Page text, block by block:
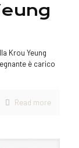
Krou Yeung
è carico
Read more